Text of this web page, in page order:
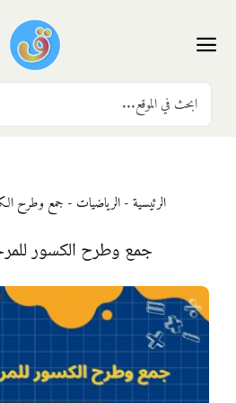
content
Toggle
Navigation
الرئيسية
المرحلة الثانية
المرحلة الثالثة
Search
for:
الرئيسية-الرياضيات - جمع وطرح
جمع وطرح الكسور